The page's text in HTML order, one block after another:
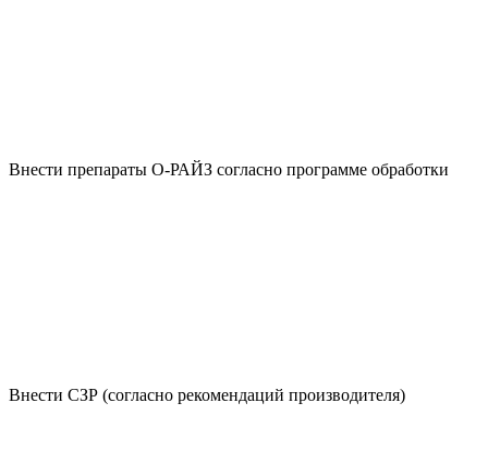
Внести препараты О-РАЙЗ согласно программе обработки
Внести СЗР (согласно рекомендаций производителя)